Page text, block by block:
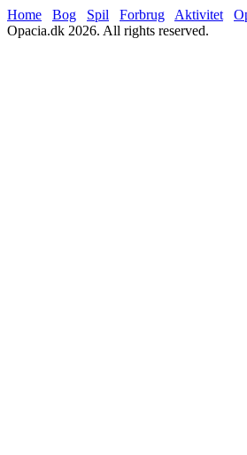
Home Bog Spil Forbrug Aktivitet
Opacia.dk 2026. All rights reserved.